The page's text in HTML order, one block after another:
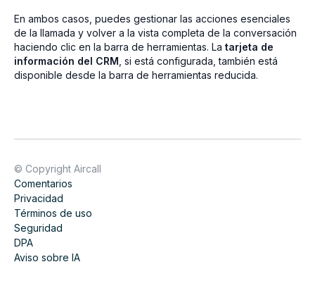
En ambos casos, puedes gestionar las acciones esenciales
de la llamada y volver a la vista completa de la conversación
haciendo clic en la barra de herramientas. La tarjeta de
información del CRM , si está configurada, también está
disponible desde la barra de herramientas reducida.
© Copyright Aircall
Comentarios
Privacidad
Términos de uso
Seguridad
DPA
Aviso sobre IA